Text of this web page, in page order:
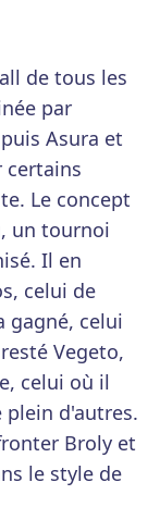
de tous les
par
Asura et
certains
Le concept
un tournoi
Il en
celui de
gagné, celui
Vegeto,
celui où il
plein d'autres.
Broly et
le style de